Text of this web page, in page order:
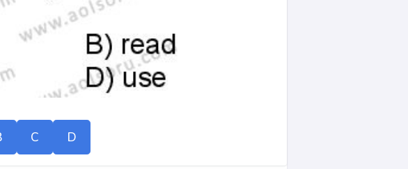
C D